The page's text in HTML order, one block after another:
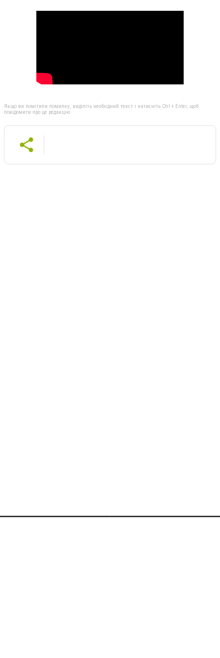
Якщо ви помітили помилку, виділіть необхідний текст і натисніть Ctrl + Enter, щоб
повідомити про це редакцію